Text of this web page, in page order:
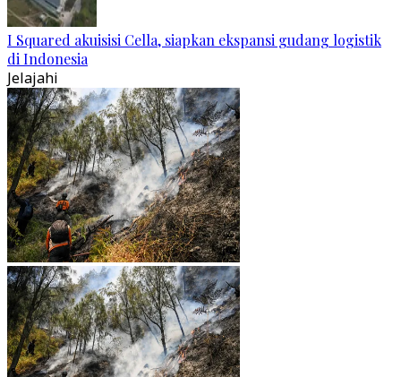
I Squared akuisisi Cella, siapkan ekspansi gudang logistik
di Indonesia
Jelajahi